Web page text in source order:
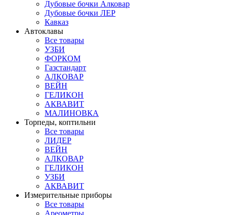
Дубовые бочки Алковар
Дубовые бочки ЛЕР
Кавказ
Автоклавы
Все товары
УЗБИ
ФОРКОМ
Газстандарт
АЛКОВАР
ВЕЙН
ГЕЛИКОН
АКВАВИТ
МАЛИНОВКА
Торпеды, коптильни
Все товары
ЛИДЕР
ВЕЙН
АЛКОВАР
ГЕЛИКОН
УЗБИ
АКВАВИТ
Измерительные приборы
Все товары
Ареометры